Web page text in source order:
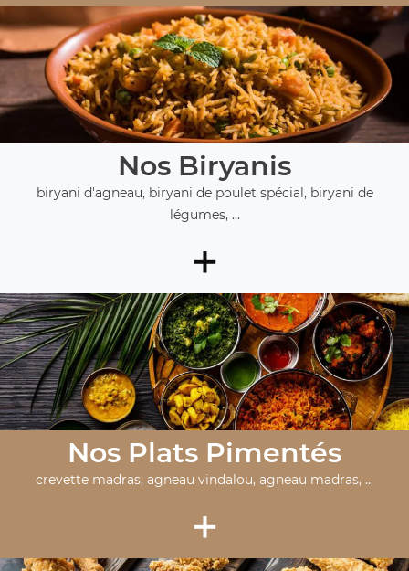
Nos Biryanis
biryani d'agneau, biryani de poulet spécial, biryani de
légumes, ...
+
Nos Plats Pimentés
crevette madras, agneau vindalou, agneau madras, ...
+